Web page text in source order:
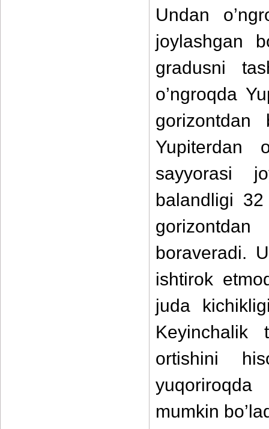
Undan
joylashgan
gradusni
o’ngroqda
Yupiterdan
sayyorasi
balandligi
boraveradi.
ishtirok
juda
Keyinchalik
ortishini
mumkin